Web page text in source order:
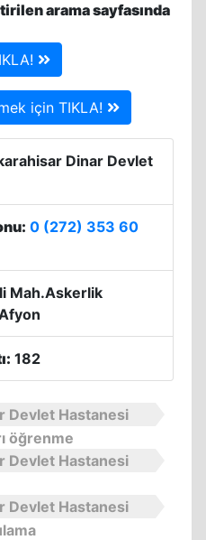
arama sayfasında
için TIKLA!
Dinar Devlet
0 (272) 353 60
Mah.Askerlik
182
Devlet Hastanesi
öğrenme
Devlet Hastanesi
Devlet Hastanesi